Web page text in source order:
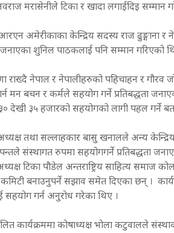
मरासेनीले टिका र खादा लगाईदिइ सम्मान
अमेरीकाका केन्द्रिय सदस्य राज ढुङ्गाना र
शुनिल पाठकलाई पनि सम्मान गरिएको
राख्दै नेपाल र नेपालीहरुको पहिचाहन र गौरव
बचन र कर्मले सहयोग गर्ने प्रतिबद्धता
देखी ३५ हजारको सहयोगको लागी पहल गर्ने
तथा सल्लाहकार बासु खनालले अन्य
संस्थागत रुपमा सहयोगगर्ने प्रतिबद्धता
टिका पौडेल अन्तराष्ट्रिय साहित्य समाज
बनाउनुपर्ने सझाव समेत दिएका छन् ।
सहयोग गर्न अनुरोध गरेका थिए ।
कार्यक्रममा कोषाध्यक्ष भोला कटुवालले